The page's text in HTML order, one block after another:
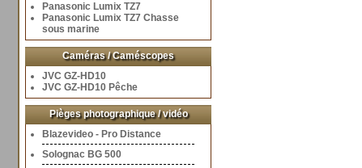
Panasonic Lumix TZ7
Panasonic Lumix TZ7 Chasse
sous marine
Caméras / Caméscopes
JVC GZ-HD10
JVC GZ-HD10 Pêche
Pièges photographique / vidéo
Blazevideo - Pro Distance
Solognac BG 500